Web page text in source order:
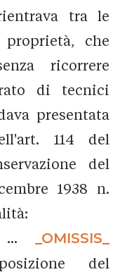
tra le
che
ricorrere
di tecnici
presentata
114 del
del
1938 n.
...
_OMISSIS_
del